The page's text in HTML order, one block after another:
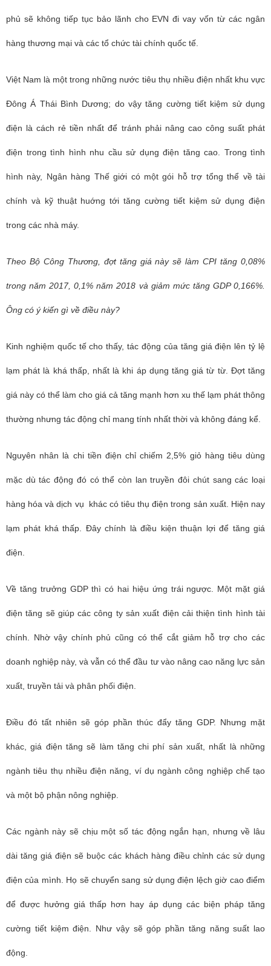
phủ sẽ không tiếp tục bảo lãnh cho EVN đi vay vốn từ các ngân
hàng thương mại và các tổ chức tài chính quốc tế.
Việt Nam là một trong những nước tiêu thụ nhiều điện nhất khu vực
Đông Á Thái Bình Dương; do vậy tăng cường tiết kiệm sử dụng
điện là cách rẻ tiền nhất để tránh phải nâng cao công suất phát
điện trong tình hình nhu cầu sử dụng điện tăng cao. Trong tình
hình này, Ngân hàng Thế giới có một gói hỗ trợ tổng thể về tài
chính và kỹ thuật huớng tới tăng cường tiết kiệm sử dụng điện
trong các nhà máy.
Theo Bộ Công Thương, đợt tăng giá này sẽ làm CPI tăng 0,08%
trong năm 2017, 0,1% năm 2018 và giảm mức tăng GDP 0,166%.
Ông có ý kiến gì về điều này?
Kinh nghiệm quốc tế cho thấy, tác động của tăng giá điện lên tỷ lệ
lạm phát là khá thấp, nhất là khi áp dụng tăng giá từ từ. Đợt tăng
giá này có thể làm cho giá cả tăng mạnh hơn xu thế lạm phát thông
thường nhưng tác động chỉ mang tính nhất thời và không đáng kể.
Nguyên nhân là chi tiền điện chỉ chiếm 2,5% giỏ hàng tiêu dùng
mặc dù tác động đó có thể còn lan truyền đôi chút sang các loại
hàng hóa và dịch vụ khác có tiêu thụ điện trong sản xuất. Hiện nay
lạm phát khá thấp. Đây chính là điều kiện thuận lợi để tăng giá
điện.
Về tăng trưởng GDP thì có hai hiệu ứng trái ngược. Một mặt giá
điện tăng sẽ giúp các công ty sản xuất điện cải thiện tình hình tài
chính. Nhờ vậy chính phủ cũng có thể cắt giảm hỗ trợ cho các
doanh nghiệp này, và vẫn có thể đầu tư vào nâng cao năng lực sản
xuất, truyền tải và phân phối điện.
Điều đó tất nhiên sẽ góp phần thúc đẩy tăng GDP. Nhưng mặt
khác, giá điện tăng sẽ làm tăng chi phí sản xuất, nhất là những
ngành tiêu thụ nhiều điện năng, ví dụ ngành công nghiệp chế tạo
và một bộ phận nông nghiệp.
Các ngành này sẽ chịu một số tác động ngắn hạn, nhưng về lâu
dài tăng giá điện sẽ buộc các khách hàng điều chỉnh các sử dụng
điện của mình. Họ sẽ chuyển sang sử dụng điện lệch giờ cao điểm
để được hưởng giá thấp hơn hay áp dụng các biện pháp tăng
cường tiết kiệm điện. Như vậy sẽ góp phần tăng năng suất lao
động.